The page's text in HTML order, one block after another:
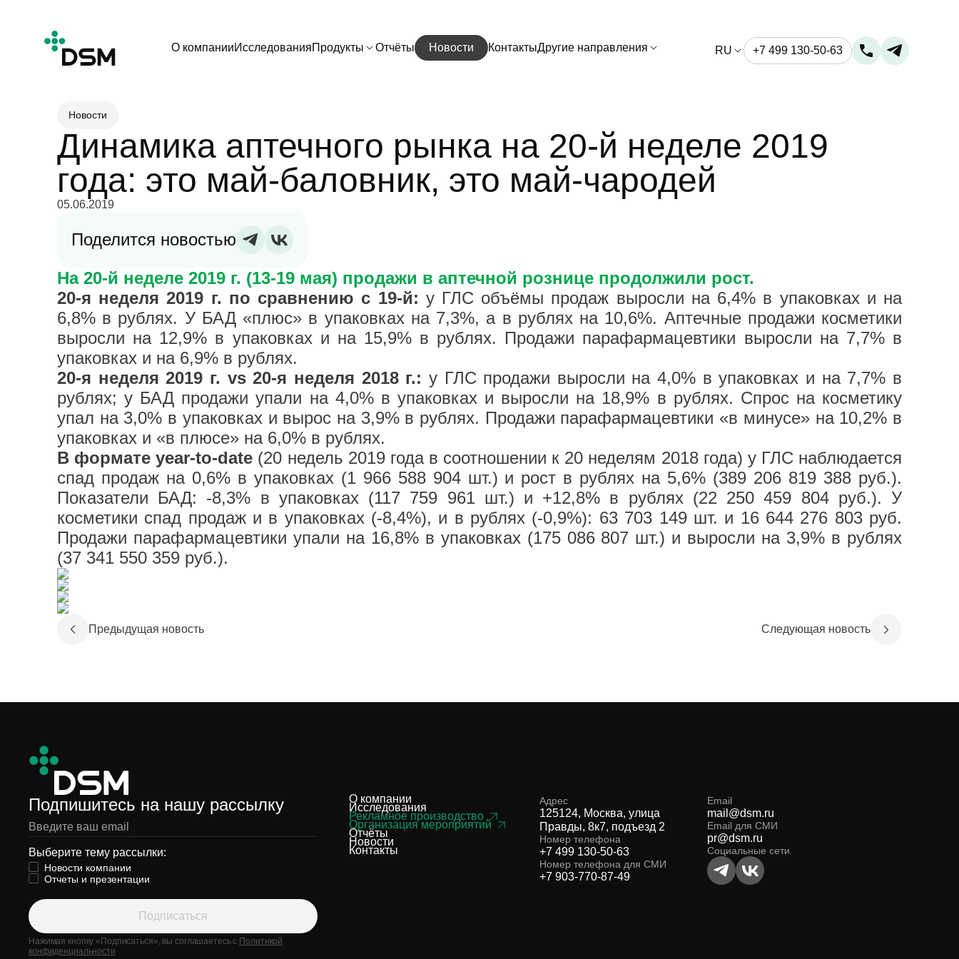
О компанииИсследованияПродукты Отчёты Новости КонтактыДругие направления RU +7 499 130-50-63
Новости
Динамика аптечного рынка на 20-й неделе 2019
года: это май-баловник, это май-чародей
05.06.2019
Поделится новостью
На 20-й неделе 2019 г. (13-19 мая) продажи в аптечной рознице продолжили рост.
20-я неделя 2019 г. по сравнению с 19-й: у ГЛС объёмы продаж выросли на 6,4% в упаковках и на
6,8% в рублях. У БАД «плюс» в упаковках на 7,3%, а в рублях на 10,6%. Аптечные продажи косметики
выросли на 12,9% в упаковках и на 15,9% в рублях. Продажи парафармацевтики выросли на 7,7% в
упаковках и на 6,9% в рублях.
20-я неделя 2019 г. vs 20-я неделя 2018 г.: у ГЛС продажи выросли на 4,0% в упаковках и на 7,7% в
рублях; у БАД продажи упали на 4,0% в упаковках и выросли на 18,9% в рублях. Спрос на косметику
упал на 3,0% в упаковках и вырос на 3,9% в рублях. Продажи парафармацевтики «в минусе» на 10,2% в
упаковках и «в плюсе» на 6,0% в рублях.
В формате year-to-date (20 недель 2019 года в соотношении к 20 неделям 2018 года) у ГЛС наблюдается
спад продаж на 0,6% в упаковках (1 966 588 904 шт.) и рост в рублях на 5,6% (389 206 819 388 руб.).
Показатели БАД: -8,3% в упаковках (117 759 961 шт.) и +12,8% в рублях (22 250 459 804 руб.). У
косметики спад продаж и в упаковках (-8,4%), и в рублях (-0,9%): 63 703 149 шт. и 16 644 276 803 руб.
Продажи парафармацевтики упали на 16,8% в упаковках (175 086 807 шт.) и выросли на 3,9% в рублях
(37 341 550 359 руб.).
Предыдущая новость Следующая новость
Подпишитесь на нашу рассылку
Выберите тему рассылки:
Новости компании
Отчеты и презентации
Подписаться
Нажимая кнопку «Подписаться», вы соглашаетесь с Политикой
конфиденциальности
О компании
Исследования
Рекламное производство
Организация мероприятий
Отчёты
Новости
Контакты
Адрес
125124, Москва, улица
Правды, 8к7, подъезд 2
Номер телефона
+7 499 130-50-63
Номер телефона для СМИ
+7 903-770-87-49
Email
mail@dsm.ru
Email для СМИ
pr@dsm.ru
Социальные сети